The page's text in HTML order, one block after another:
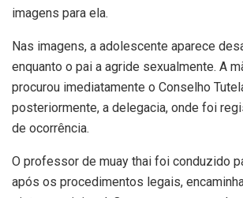
imagens para ela.
Nas imagens, a adolescente aparece
enquanto o pai a agride sexualmente. A
procurou imediatamente o Conselho
posteriormente, a delegacia, onde foi
de ocorrência.
O professor de muay thai foi conduzido
após os procedimentos legais,